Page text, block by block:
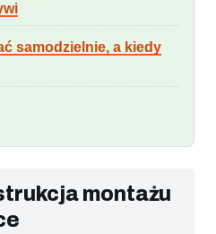
samodzielnie, a kiedy
montażu